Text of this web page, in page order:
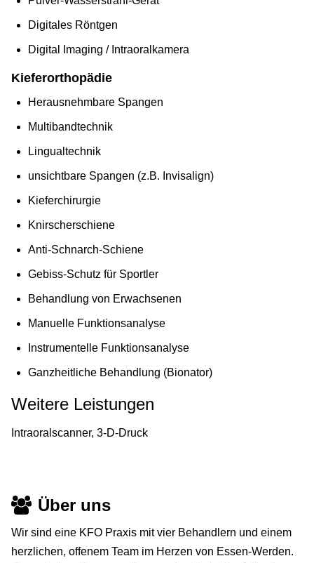
Digitales Röntgen
Digital Imaging / Intraoralkamera
Kieferorthopädie
Herausnehmbare Spangen
Multibandtechnik
Lingualtechnik
unsichtbare Spangen (z.B. Invisalign)
Kieferchirurgie
Knirscherschiene
Anti-Schnarch-Schiene
Gebiss-Schutz für Sportler
Behandlung von Erwachsenen
Manuelle Funktionsanalyse
Instrumentelle Funktionsanalyse
Ganzheitliche Behandlung (Bionator)
Weitere Leistungen
Intraoralscanner, 3-D-Druck
Über uns
Wir sind eine KFO Praxis mit vier Behandlern und einem
herzlichen, offenem Team im Herzen von Essen-Werden.